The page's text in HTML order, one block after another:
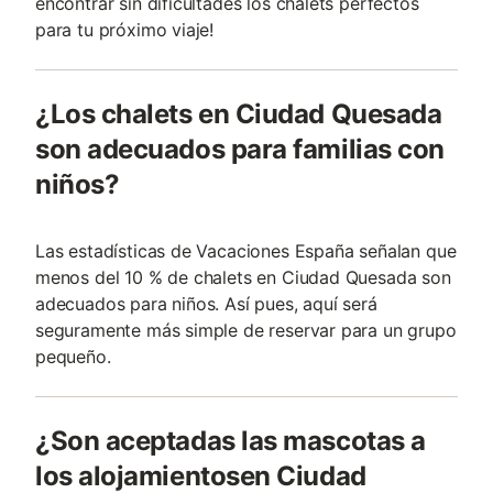
para tu próximo viaje!
¿Los chalets en Ciudad Quesada
son adecuados para familias con
niños?
Las estadísticas de Vacaciones España señalan que
menos del 10 % de chalets en Ciudad Quesada son
adecuados para niños. Así pues, aquí será
seguramente más simple de reservar para un grupo
pequeño.
¿Son aceptadas las mascotas a
los alojamientosen Ciudad